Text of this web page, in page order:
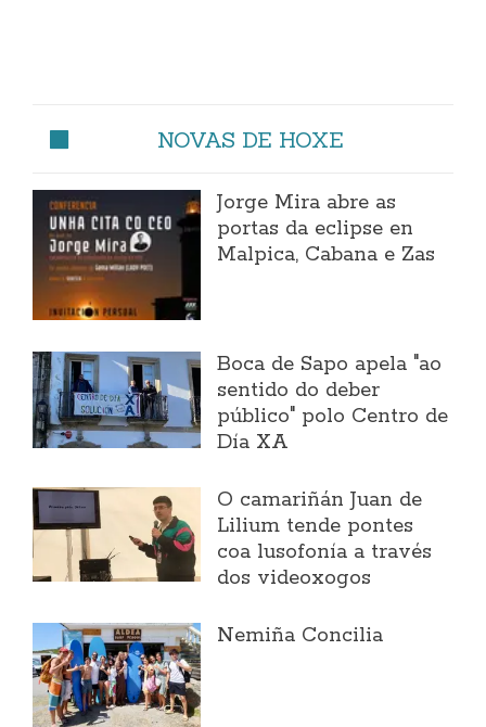
NOVAS DE HOXE
Jorge Mira abre as
portas da eclipse en
Malpica, Cabana e Zas
Boca de Sapo apela "ao
sentido do deber
público" polo Centro de
Día XA
O camariñán Juan de
Lilium tende pontes
coa lusofonía a través
dos videoxogos
Nemiña Concilia